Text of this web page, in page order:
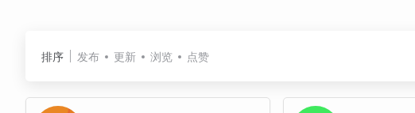
排序 发布 更新 浏览 点赞